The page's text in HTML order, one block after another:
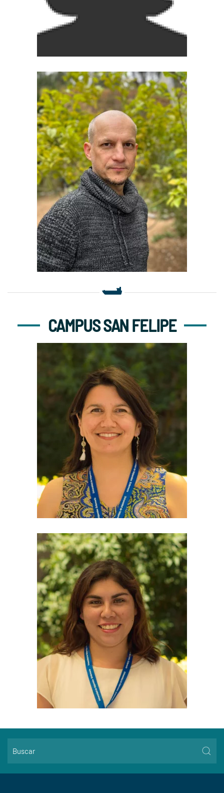
leonardo.bergamin@uv.cl
CAMPUS SAN FELIPE
Secretaria de Docencia
maritza.fierro@uv.cl
nathalie.mancilla@uv.cl